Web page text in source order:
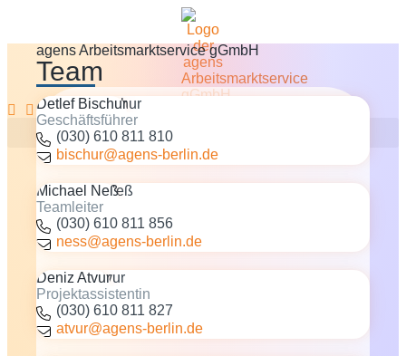
agens Arbeitsmarktservice gGmbH
Team
Detlef Bischur
Geschäftsführer
(030) 610 811 810
bischur@agens-berlin.de
Michael Neß
Teamleiter
(030) 610 811 856
ness@agens-berlin.de
Deniz Atvur
Projektassistentin
(030) 610 811 827
atvur@agens-berlin.de